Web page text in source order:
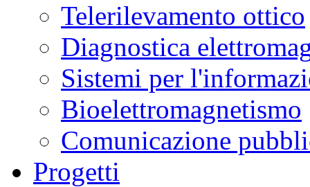
Telerilevamento ottico
Diagnostica
Sistemi per
Bioelettromagnetismo
Comunicazione
Progetti